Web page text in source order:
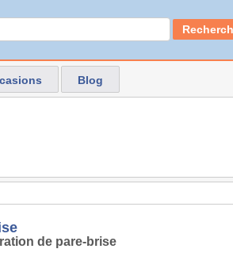
Blog
de pare-brise